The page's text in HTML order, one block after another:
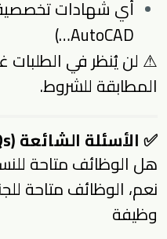
AutoCAD…)
⚠ لن يُنظر في الطلبات
المطابقة للشروط.
✅ الأسئلة الشائعة (FAQs)
هل الوظائف متاحة
نعم، الوظائف متاحة
وظيفة